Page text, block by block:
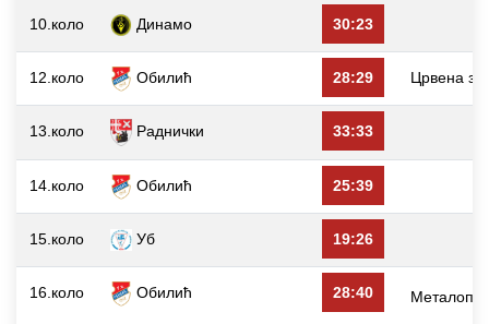
10.коло Динамо 30:23
12.коло Обилић 28:29 Црвена
13.коло Раднички 33:33
14.коло Обилић 25:39
15.коло Уб 19:26
16.коло Обилић 28:40